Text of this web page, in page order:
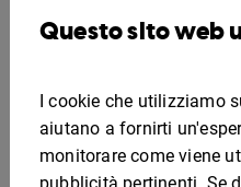
Esempio di piano di
marketing
Questo sito web
I cookie che utilizziamo
aiutano a fornirti
monitorare come viene